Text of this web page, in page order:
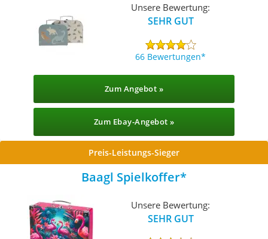
Unsere Bewertung:
SEHR GUT
66 Bewertungen
Zum Angebot »
Zum Ebay-Angebot »
Preis-Leistungs-Sieger
Baagl Spielkoffer
Unsere Bewertung:
SEHR GUT